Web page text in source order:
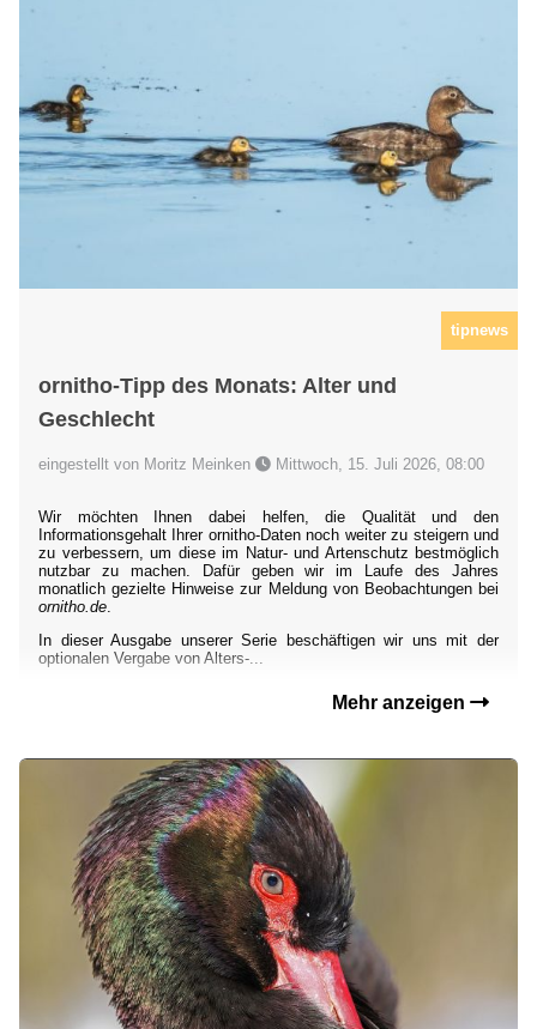
tipnews
ornitho-Tipp des Monats: Alter und
Geschlecht
eingestellt von Moritz Meinken Mittwoch, 15. Juli 2026, 08:00
Wir möchten Ihnen dabei helfen, die Qualität und den
Informationsgehalt Ihrer ornitho-Daten noch weiter zu steigern und
zu verbessern, um diese im Natur- und Artenschutz bestmöglich
nutzbar zu machen. Dafür geben wir im Laufe des Jahres
monatlich gezielte Hinweise zur Meldung von Beobachtungen bei
ornitho.de.
In dieser Ausgabe unserer Serie beschäftigen wir uns mit der
optionalen Vergabe von Alters-...
Mehr anzeigen